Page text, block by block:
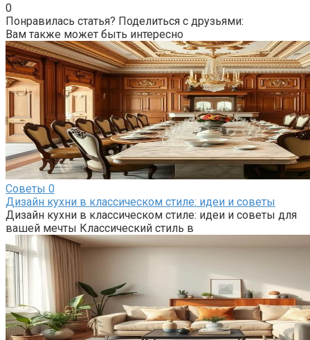
0
Понравилась статья? Поделиться с друзьями:
Вам также может быть интересно
Советы 0
Дизайн кухни в классическом стиле: идеи и советы
Дизайн кухни в классическом стиле: идеи и советы для
вашей мечты Классический стиль в